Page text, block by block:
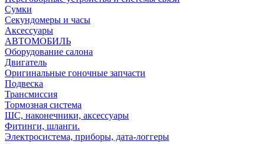
Сумки
Секундомеры и часы
Аксессуары
АВТОМОБИЛЬ
Оборудование салона
Двигатель
Оригинальные гоночные запчасти
Подвеска
Трансмиссия
Тормозная система
ШС, наконечники, аксессуары
Фитинги, шланги.
Электросистема, приборы, дата-логгеры